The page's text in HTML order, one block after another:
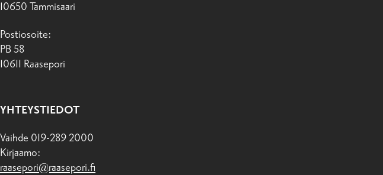
10650 Tammisaari
Postiosoite:
PB 58
10611 Raasepori
YHTEYSTIEDOT
Vaihde 019-289 2000
Kirjaamo:
raasepori@raasepori.fi